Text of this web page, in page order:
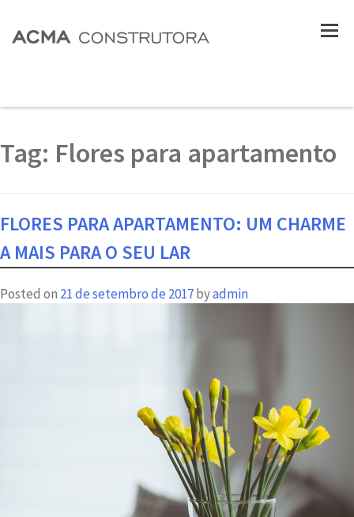
Tag: Flores para apartamento
FLORES PARA APARTAMENTO: UM CHARME
A MAIS PARA O SEU LAR
Posted on 21 de setembro de 2017byadmin